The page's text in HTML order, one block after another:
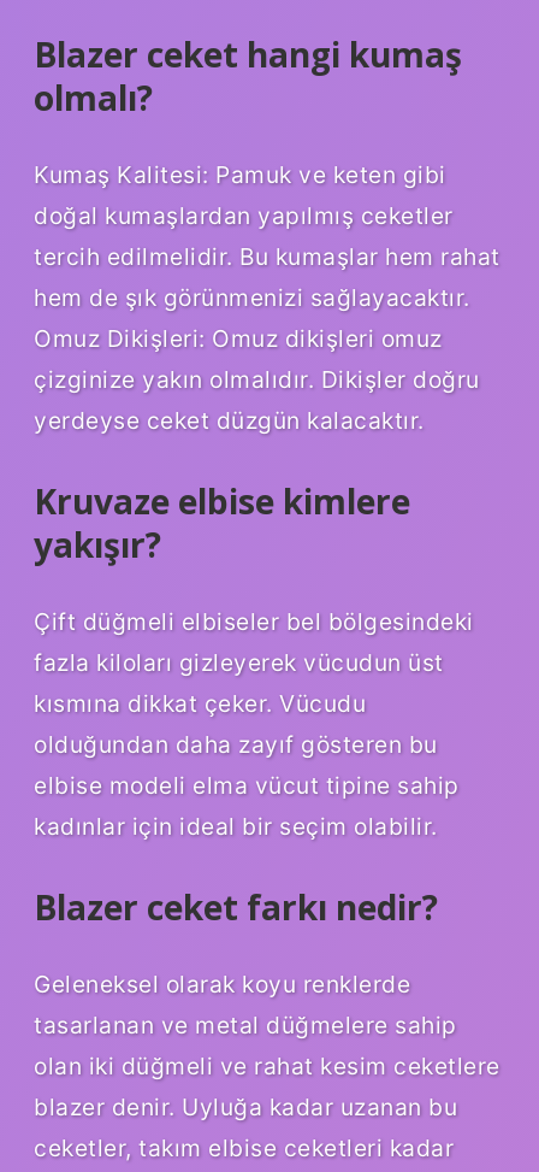
Blazer ceket hangi kumaş
olmalı?
Kumaş Kalitesi: Pamuk ve keten gibi
doğal kumaşlardan yapılmış ceketler
tercih edilmelidir. Bu kumaşlar hem rahat
hem de şık görünmenizi sağlayacaktır.
Omuz Dikişleri: Omuz dikişleri omuz
çizginize yakın olmalıdır. Dikişler doğru
yerdeyse ceket düzgün kalacaktır.
Kruvaze elbise kimlere
yakışır?
Çift düğmeli elbiseler bel bölgesindeki
fazla kiloları gizleyerek vücudun üst
kısmına dikkat çeker. Vücudu
olduğundan daha zayıf gösteren bu
elbise modeli elma vücut tipine sahip
kadınlar için ideal bir seçim olabilir.
Blazer ceket farkı nedir?
Geleneksel olarak koyu renklerde
tasarlanan ve metal düğmelere sahip
olan iki düğmeli ve rahat kesim ceketlere
blazer denir. Uyluğa kadar uzanan bu
ceketler, takım elbise ceketleri kadar